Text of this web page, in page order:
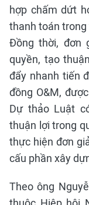
hợp chấm dứt
thanh toán
Đồng thời, đơn
quyền, tạo
đẩy nhanh tiến
đồng O&M,
Dự thảo Luật
thuận lợi trong
thực hiện đơn
cấu phần xây
Theo ông